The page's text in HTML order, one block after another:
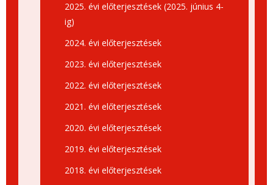
2025. évi előterjesztések (2025. június 4-
ig)
2024. évi előterjesztések
2023. évi előterjesztések
2022. évi előterjesztések
2021. évi előterjesztések
2020. évi előterjesztések
2019. évi előterjesztések
2018. évi előterjesztések